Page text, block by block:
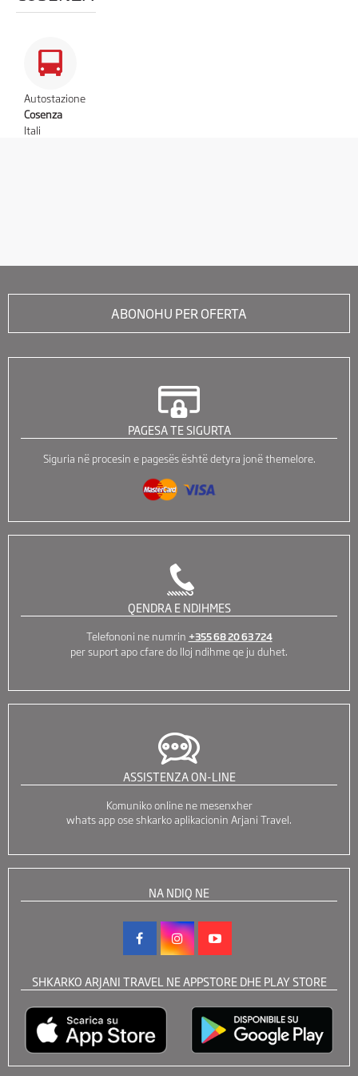
Autostazione
Cosenza
Itali
ABONOHU PER OFERTA
PAGESA TE SIGURTA
Siguria në procesin e pagesës është detyra jonë themelore.
QENDRA E NDIHMES
Telefononi ne numrin +355 68 20 63 724
per suport apo cfare do lloj ndihme qe ju duhet.
ASSISTENZA ON-LINE
Komuniko online ne mesenxher
whats app ose shkarko aplikacionin Arjani Travel.
NA NDIQ NE
SHKARKO ARJANI TRAVEL NE APPSTORE DHE PLAY STORE